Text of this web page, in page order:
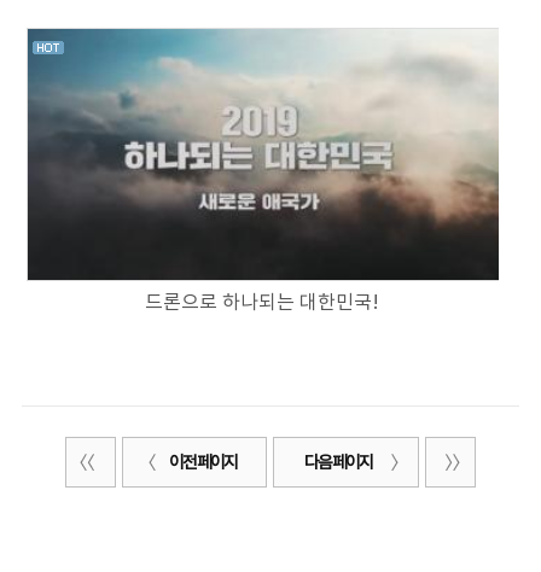
드론으로 하나되는 대한민국!
이전 페이지 다음 페이지